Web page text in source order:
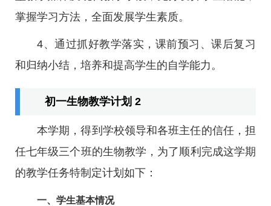
掌握学习方法，全面发展学生素质。
4、通过抓好教学落实，课前预习、课后复习
和归纳小结，培养和提高学生的自学能力。
初一生物教学计划 2
本学期，得到学校领导和各班主任的信任，担
任七年级三个班的生物教学，为了顺利完成这学期
的教学任务特制定计划如下：
一、学生基本情况